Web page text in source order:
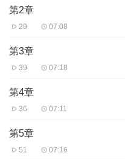
第2章
29 07:08
第3章
39 07:18
第4章
36 07:11
第5章
51 07:16